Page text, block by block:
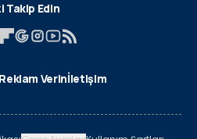
Takip Edin
Reklam Verinİletişim